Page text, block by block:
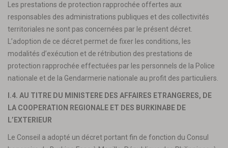
Les prestations de protection rapprochée offertes aux
responsables des administrations publiques et des collectivités
territoriales ne sont pas concernées par le présent décret.
L’adoption de ce décret permet de fixer les conditions, les
modalités d’exécution et de rétribution des prestations de
protection rapprochée effectuées par les personnels de la Police
nationale et de la Gendarmerie nationale au profit des particuliers.
I.4. AU TITRE DU MINISTERE DES AFFAIRES ETRANGERES, DE
LA COOPERATION REGIONALE ET DES BURKINABE DE
L’EXTERIEUR
Le Conseil a adopté un décret portant fin de fonction du Consul